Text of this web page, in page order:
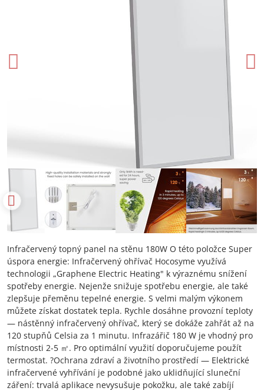
Infračervený topný panel na stěnu 180W O této položce Super
úspora energie: Infračervený ohřívač Hocosyme využívá
technologii „Graphene Electric Heating" k výraznému snížení
spotřeby energie. Nejenže snižuje spotřebu energie, ale také
zlepšuje přeměnu tepelné energie. S velmi malým výkonem
můžete získat dostatek tepla. Rychle dosáhne provozní teploty
— nástěnný infračervený ohřívač, který se dokáže zahřát až na
120 stupňů Celsia za 1 minutu. Infrazářič 180 W je vhodný pro
místnosti 2-5 ㎡. Pro optimální využití doporučujeme použít
termostat. ?Ochrana zdraví a životního prostředí — Elektrické
infračervené vyhřívání je podobné jako uklidňující sluneční
záření: trvalá aplikace nevysušuje pokožku, ale také zabíjí